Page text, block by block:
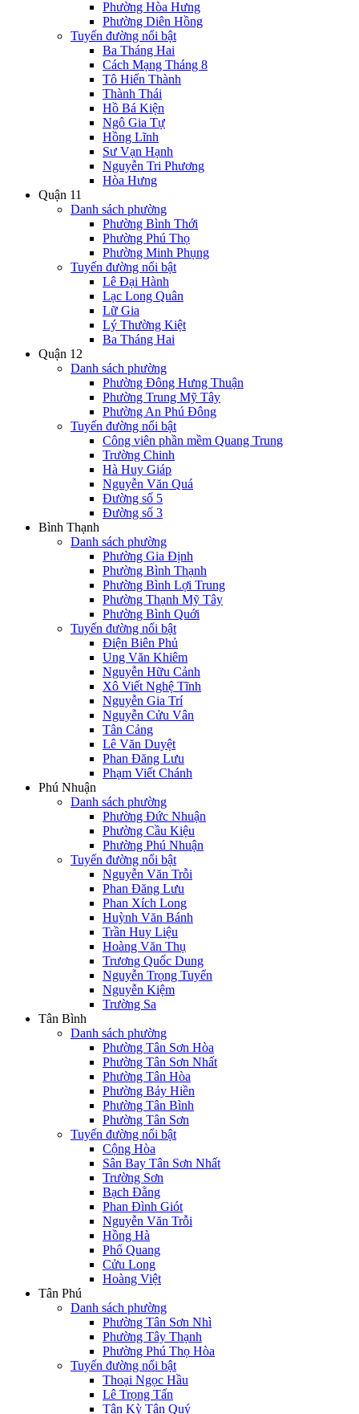
Phường Hòa Hưng
Phường Diên Hồng
Tuyến đường nổi bật
Ba Tháng Hai
Cách Mạng Tháng 8
Tô Hiến Thành
Thành Thái
Hồ Bá Kiện
Ngô Gia Tự
Hồng Lĩnh
Sư Vạn Hạnh
Nguyễn Tri Phương
Hòa Hưng
Quận 11
Danh sách phường
Phường Bình Thới
Phường Phú Thọ
Phường Minh Phụng
Tuyến đường nổi bật
Lê Đại Hành
Lạc Long Quân
Lữ Gia
Lý Thường Kiệt
Ba Tháng Hai
Quận 12
Danh sách phường
Phường Đông Hưng Thuận
Phường Trung Mỹ Tây
Phường An Phú Đông
Tuyến đường nổi bật
Công viên phần mềm Quang Trung
Trường Chinh
Hà Huy Giáp
Nguyễn Văn Quá
Đường số 5
Đường số 3
Bình Thạnh
Danh sách phường
Phường Gia Định
Phường Bình Thạnh
Phường Bình Lợi Trung
Phường Thạnh Mỹ Tây
Phường Bình Quới
Tuyến đường nổi bật
Điện Biên Phủ
Ung Văn Khiêm
Nguyễn Hữu Cảnh
Xô Viết Nghệ Tĩnh
Nguyễn Gia Trí
Nguyễn Cửu Vân
Tân Cảng
Lê Văn Duyệt
Phan Đăng Lưu
Phạm Viết Chánh
Phú Nhuận
Danh sách phường
Phường Đức Nhuận
Phường Cầu Kiệu
Phường Phú Nhuận
Tuyến đường nổi bật
Nguyễn Văn Trỗi
Phan Đăng Lưu
Phan Xích Long
Huỳnh Văn Bánh
Trần Huy Liệu
Hoàng Văn Thụ
Trương Quốc Dung
Nguyễn Trọng Tuyển
Nguyễn Kiệm
Trường Sa
Tân Bình
Danh sách phường
Phường Tân Sơn Hòa
Phường Tân Sơn Nhất
Phường Tân Hòa
Phường Bảy Hiền
Phường Tân Bình
Phường Tân Sơn
Tuyến đường nổi bật
Cộng Hòa
Sân Bay Tân Sơn Nhất
Trường Sơn
Bạch Đằng
Phan Đình Giót
Nguyễn Văn Trỗi
Hồng Hà
Phổ Quang
Cửu Long
Hoàng Việt
Tân Phú
Danh sách phường
Phường Tân Sơn Nhì
Phường Tây Thạnh
Phường Phú Thọ Hòa
Tuyến đường nổi bật
Thoại Ngọc Hầu
Lê Trọng Tấn
Tân Kỳ Tân Quý